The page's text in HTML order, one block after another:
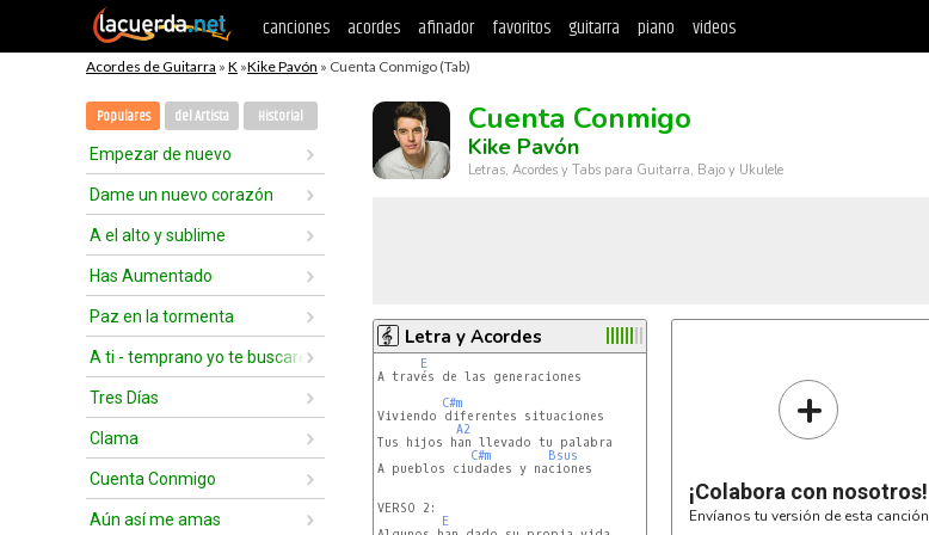
canciones acordes afinador favoritos guitarra piano videos
Acordes de Guitarra » K »Kike Pavón » Cuenta Conmigo (Tab)
Populares del Artista Historial
Empezar de nuevo
Dame un nuevo corazón
A el alto y sublime
Has Aumentado
Paz en la tormenta
A ti - temprano yo te buscaré
Tres Días
Clama
Cuenta Conmigo
Aún así me amas
Cuenta Conmigo
Kike Pavón
Letras, Acordes y Tabs para Guitarra, Bajo y Ukulele
Letra y Acordes
E
A través de las generaciones
C#m
Viviendo diferentes situaciones
A2
Tus hijos han llevado tu palabra
C#m
Bsus
A pueblos ciudades y naciones
VERSO 2:
E
+
¡Colabora con nosotros!
Envíanos tu versión de esta canción